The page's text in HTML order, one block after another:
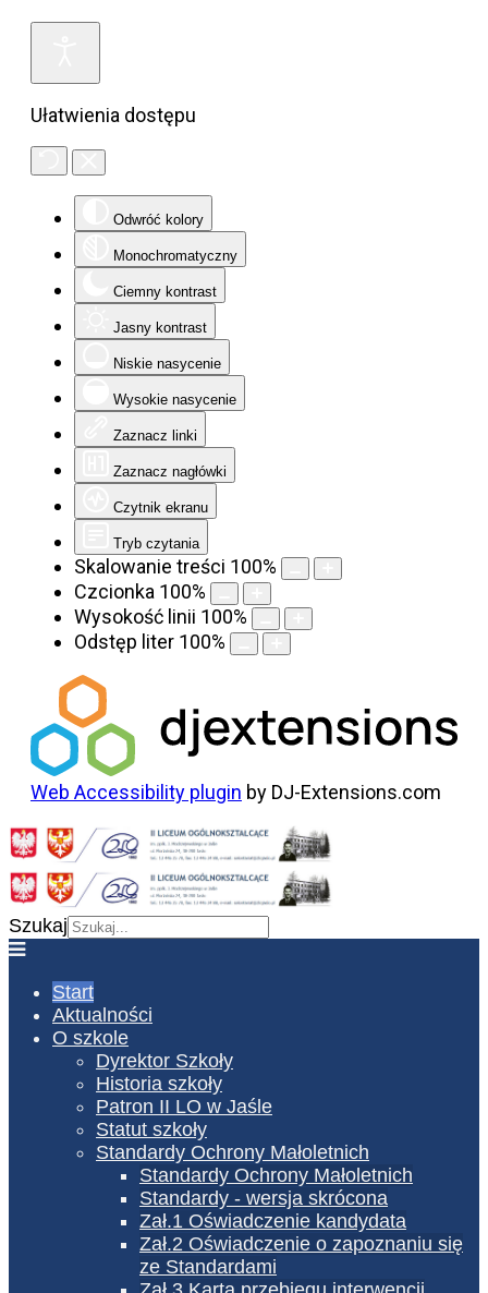
Ułatwienia dostępu
Odwróć kolory
Monochromatyczny
Ciemny kontrast
Jasny kontrast
Niskie nasycenie
Wysokie nasycenie
Zaznacz linki
Zaznacz nagłówki
Czytnik ekranu
Tryb czytania
Skalowanie treści 100%
Czcionka 100%
Wysokość linii 100%
Odstęp liter 100%
Web Accessibility plugin by DJ-Extensions.com
Szukaj
Start
Aktualności
O szkole
Dyrektor Szkoły
Historia szkoły
Patron II LO w Jaśle
Statut szkoły
Standardy Ochrony Małoletnich
Standardy Ochrony Małoletnich
Standardy - wersja skrócona
Zał.1 Oświadczenie kandydata
Zał.2 Oświadczenie o zapoznaniu się
ze Standardami